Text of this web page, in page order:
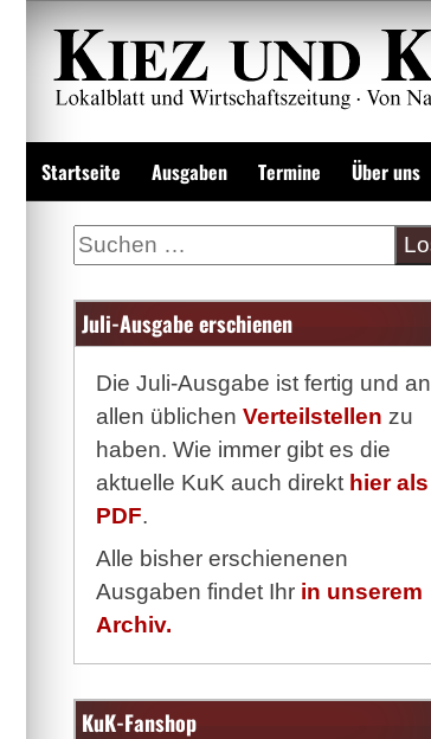
Zum
Inhalt
springen
Startseite Ausgaben Termine Über uns
Suche
Juli-Ausgabe erschienen
Die Juli-Ausgabe ist fertig und an
allen üblichen Verteilstellen zu
haben. Wie immer gibt es die
aktuelle KuK auch direkt hier als
PDF.
Alle bisher erschienenen
Ausgaben findet Ihr in unserem
Archiv.
KuK-Fanshop